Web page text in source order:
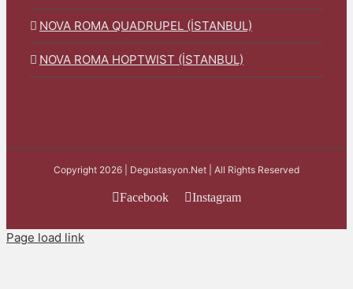
NOVA ROMA QUADRUPEL (İSTANBUL)
NOVA ROMA HOPTWIST (İSTANBUL)
Copyright 2026 | Degustasyon.Net | All Rights Reserved
Facebook Instagram
Page load link